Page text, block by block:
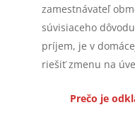
zamestnávateľ
súvisiaceho
príjem, je v
riešiť zmenu na
Prečo je